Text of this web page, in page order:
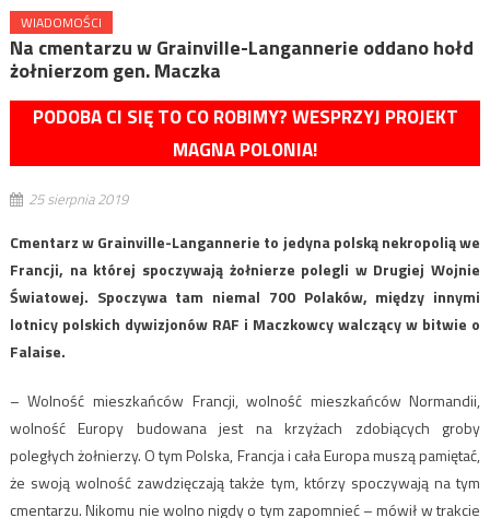
WIADOMOŚCI
Na cmentarzu w Grainville-Langannerie oddano hołd
żołnierzom gen. Maczka
PODOBA CI SIĘ TO CO ROBIMY? WESPRZYJ PROJEKT
MAGNA POLONIA!
25 sierpnia 2019
Cmentarz w Grainville-Langannerie to jedyna polską nekropolią we
Francji, na której spoczywają żołnierze polegli w Drugiej Wojnie
Światowej. Spoczywa tam niemal 700 Polaków, między innymi
lotnicy polskich dywizjonów RAF i Maczkowcy walczący w bitwie o
Falaise.
– Wolność mieszkańców Francji, wolność mieszkańców Normandii,
wolność Europy budowana jest na krzyżach zdobiących groby
poległych żołnierzy. O tym Polska, Francja i cała Europa muszą pamiętać,
że swoją wolność zawdzięczają także tym, którzy spoczywają na tym
cmentarzu. Nikomu nie wolno nigdy o tym zapomnieć – mówił w trakcie